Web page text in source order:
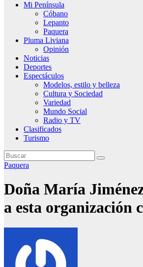
Mi Península
Cóbano
Lepanto
Paquera
Pluma Liviana
Opinión
Noticias
Deportes
Espectáculos
Modelos, estilo y belleza
Cultura y Sociedad
Variedad
Mundo Social
Radio y TV
Clasificados
Turismo
Paquera
Doña María
a esta organización